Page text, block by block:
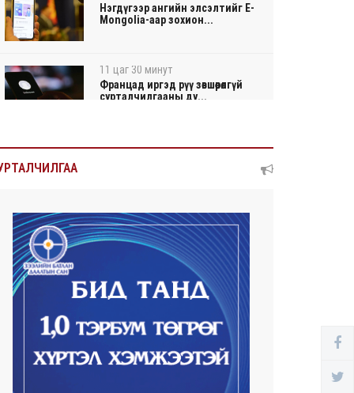
Нэгдүгээр ангийн элсэлтийг E-
Mongolia-аар зохион...
11 цаг 30 минут
Францад иргэд рүү зөвшөөрөлгүй
сурталчилгааны ду...
11 цаг 34 минут
11 цаг 37 минут
Автомашины улсын дугаар
сондгой тоогоор төгссөн ...
Улаанбаатарт өдөртөө 30 хэм